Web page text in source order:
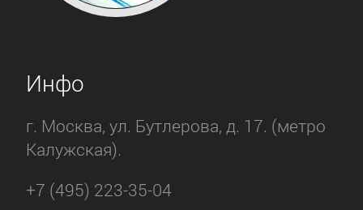
Инфо
г. Москва, ул. Бутлерова, д. 17. (метро
Калужская).
+7 (495) 223-35-04